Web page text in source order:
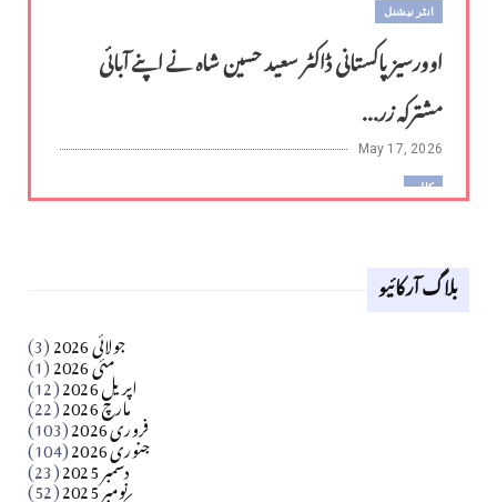
انٹر نیشنل
اوورسیز پاکستانی ڈاکٹر سعید حسین شاہ نے اپنے آبائی
مشترکہ زر...
May 17, 2026
کالم
Apr 18, 2026
بلاگ آرکائیو
جولائی 2026 (3) مئی 2026 (1) اپریل 2026 (12) مارچ 2026 (22) فروری 2026 (103) جنوری 2026 (104) دسمبر 2025 (23) نومبر 2025 (52)